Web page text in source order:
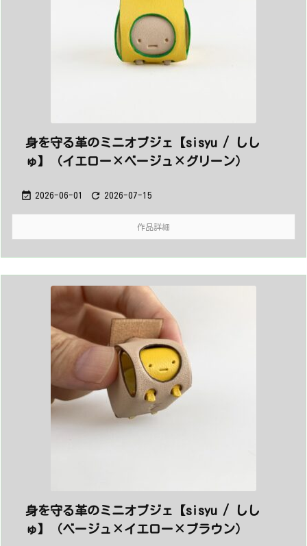
身を守る革のミニオブジェ【sisyu / しし
ゅ】（イエロー×ベージュ×グリーン）
 2026-06-01  2026-07-15
作品詳細
身を守る革のミニオブジェ【sisyu / しし
ゅ】（ベージュ×イエロー×ブラウン）